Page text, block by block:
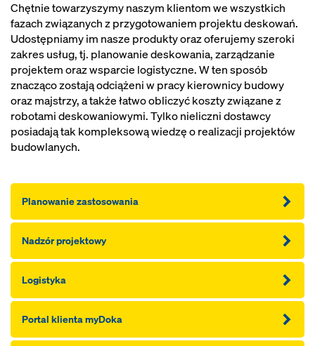
Chętnie towarzyszymy naszym klientom we wszystkich
fazach związanych z przygotowaniem projektu deskowań.
Udostępniamy im nasze produkty oraz oferujemy szeroki
zakres usług, tj. planowanie deskowania, zarządzanie
projektem oraz wsparcie logistyczne. W ten sposób
znacząco zostają odciążeni w pracy kierownicy budowy
oraz majstrzy, a także łatwo obliczyć koszty związane z
robotami deskowaniowymi. Tylko nieliczni dostawcy
posiadają tak kompleksową wiedzę o realizacji projektów
budowlanych.
Planowanie zastosowania
Nadzór projektowy
Logistyka
Portal klienta myDoka